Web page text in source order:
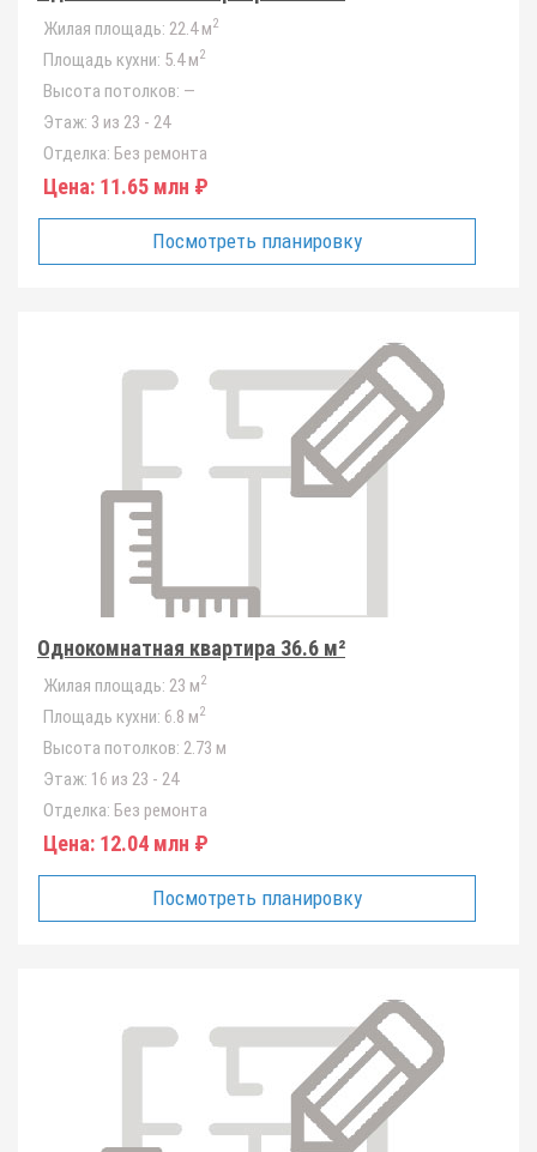
Жилая площадь: 22.4 м2
Площадь кухни: 5.4 м2
Высота потолков: —
Этаж: 3 из 23 - 24
Отделка: Без ремонта
Цена: 11.65 млн ₽
Посмотреть планировку
Однокомнатная квартира 36.6 м²
Жилая площадь: 23 м2
Площадь кухни: 6.8 м2
Высота потолков: 2.73 м
Этаж: 16 из 23 - 24
Отделка: Без ремонта
Цена: 12.04 млн ₽
Посмотреть планировку